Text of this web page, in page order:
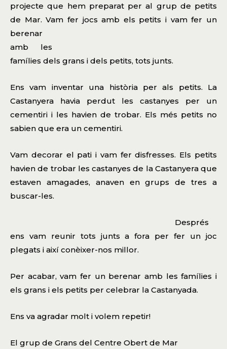
projecte que hem preparat per al grup de petits
de Mar. Vam fer jocs amb els petits i vam fer un
berenar
amb les
famílies dels grans i dels petits, tots junts.
Ens vam inventar una història per als petits. La
Castanyera havia perdut les castanyes per un
cementiri i les havien de trobar. Els més petits no
sabien que era un cementiri.
Vam decorar el pati i vam fer disfresses. Els petits
havien de trobar les castanyes de la Castanyera que
estaven amagades, anaven en grups de tres a
buscar-les.
Després
ens vam reunir tots junts a fora per fer un joc
plegats i així conèixer-nos millor.
Per acabar, vam fer un berenar amb les famílies i
els grans i els petits per celebrar la Castanyada.
Ens va agradar molt i volem repetir!
El grup de Grans del Centre Obert de Mar